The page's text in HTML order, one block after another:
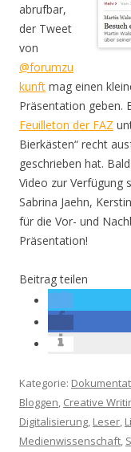
abrufbar,
der Tweet
von
@forumzu
kunft mag einen
Präsentation geben.
Feuilleton der FAZ
Bierkästen“ recht
geschrieben hat.
Video zur Verfügung
Sabrina Jaehn,
für die Vor- und
Präsentation!
Beitrag teilen
Kategorie:
Bloggen, Creative
Digitalisierung, Leser,
Medienwissenschaft,